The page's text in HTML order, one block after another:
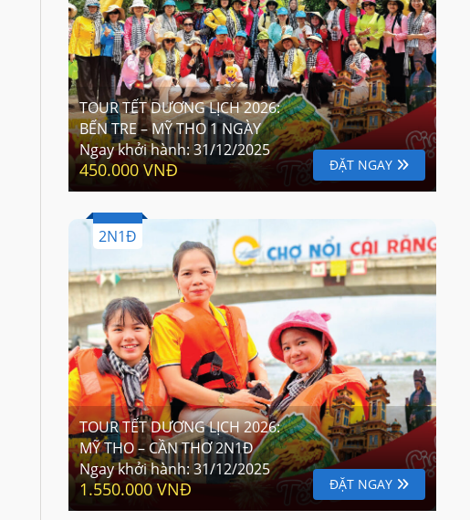
TOUR TẾT DƯƠNG LỊCH 2026:
BẾN TRE – MỸ THO 1 NGÀY
Ngay khởi hành:31/12/2025
450.000 VNĐ ĐẶT NGAY
2N1Đ
TOUR TẾT DƯƠNG LỊCH 2026:
MỸ THO – CẦN THƠ 2N1Đ
Ngay khởi hành:31/12/2025
1.550.000 VNĐ ĐẶT NGAY